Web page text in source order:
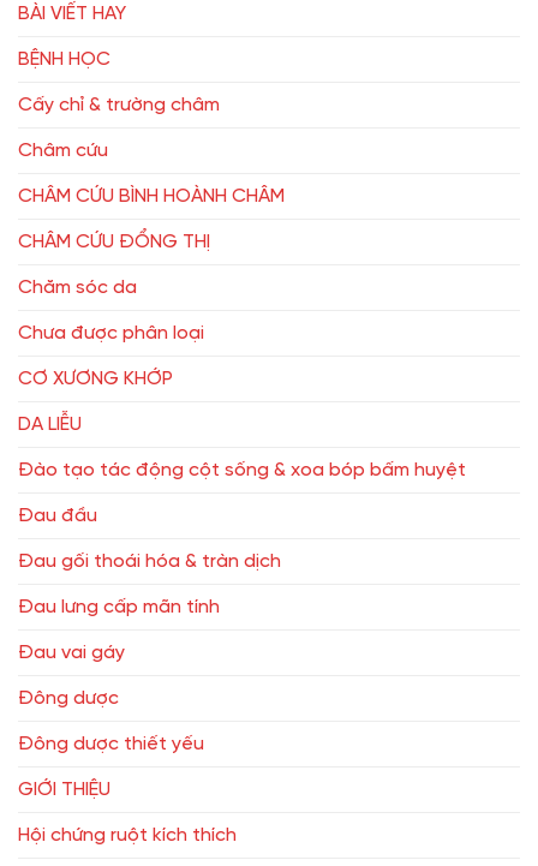
BÀI VIẾT HAY
BỆNH HỌC
Cấy chỉ & trường châm
Châm cứu
CHÂM CỨU BÌNH HOÀNH CHÂM
CHÂM CỨU ĐỔNG THỊ
Chăm sóc da
Chưa được phân loại
CƠ XƯƠNG KHỚP
DA LIỄU
Đào tạo tác động cột sống & xoa bóp bấm huyệt
Đau đầu
Đau gối thoái hóa & tràn dịch
Đau lưng cấp mãn tính
Đau vai gáy
Đông dược
Đông dược thiết yếu
GIỚI THIỆU
Hội chứng ruột kích thích